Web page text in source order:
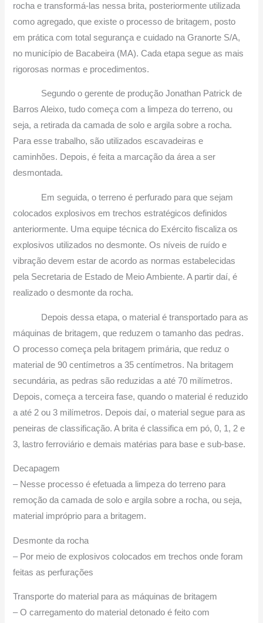
rocha e transformá-las nessa brita, posteriormente utilizada
como agregado, que existe o processo de britagem, posto
em prática com total segurança e cuidado na Granorte S/A,
no município de Bacabeira (MA). Cada etapa segue as mais
rigorosas normas e procedimentos.
Segundo o gerente de produção Jonathan Patrick de
Barros Aleixo, tudo começa com a limpeza do terreno, ou
seja, a retirada da camada de solo e argila sobre a rocha.
Para esse trabalho, são utilizados escavadeiras e
caminhões. Depois, é feita a marcação da área a ser
desmontada.
Em seguida, o terreno é perfurado para que sejam
colocados explosivos em trechos estratégicos definidos
anteriormente. Uma equipe técnica do Exército fiscaliza os
explosivos utilizados no desmonte. Os níveis de ruído e
vibração devem estar de acordo as normas estabelecidas
pela Secretaria de Estado de Meio Ambiente. A partir daí, é
realizado o desmonte da rocha.
Depois dessa etapa, o material é transportado para as
máquinas de britagem, que reduzem o tamanho das pedras.
O processo começa pela britagem primária, que reduz o
material de 90 centímetros a 35 centímetros. Na britagem
secundária, as pedras são reduzidas a até 70 milímetros.
Depois, começa a terceira fase, quando o material é reduzido
a até 2 ou 3 milímetros. Depois daí, o material segue para as
peneiras de classificação. A brita é classifica em pó, 0, 1, 2 e
3, lastro ferroviário e demais matérias para base e sub-base.
Decapagem
– Nesse processo é efetuada a limpeza do terreno para
remoção da camada de solo e argila sobre a rocha, ou seja,
material impróprio para a britagem.
Desmonte da rocha
– Por meio de explosivos colocados em trechos onde foram
feitas as perfurações
Transporte do material para as máquinas de britagem
– O carregamento do material detonado é feito com